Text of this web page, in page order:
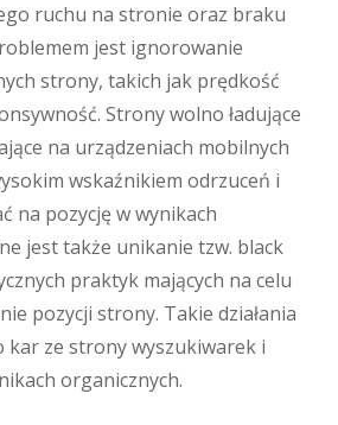
ruchu na stronie oraz braku
jest ignorowanie
strony, takich jak prędkość
Strony wolno ładujące
na urządzeniach mobilnych
wskaźnikiem odrzuceń i
na pozycję w wynikach
jest także unikanie tzw. black
praktyk mających na celu
pozycji strony. Takie działania
kar ze strony wyszukiwarek i
organicznych.